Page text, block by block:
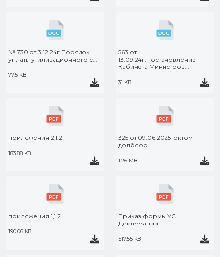
№ 730 от 3.12.24г.Порядок
уплаты утилизационного с...
77.5 KB
563 от
13.09.24г.Постановление
Кабинета Министров...
31 KB
приложения 2,1.2
183.88 KB
325 от 09.06.2025токтом
долбоор
1.26 MB
приложения 1,1.2
190.06 KB
Приказ формы УС
Деклорации
517.55 KB